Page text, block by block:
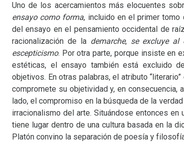
Uno de los acercamientos más elocuentes
ensayo como forma, incluido en el primer tomo
del ensayo en el pensamiento occidental de
racionalización de la demarche, se excluye al
escepticismo. Por otra parte, porque insiste en
estéticas, el ensayo también está excluido
objetivos. En otras palabras, el atributo
compromete su objetividad y, en consecuencia,
lado, el compromiso en la búsqueda de la
irracionalismo del arte. Situándose entonces en
tiene lugar dentro de una cultura basada en la
Platón convino la separación de poesía y